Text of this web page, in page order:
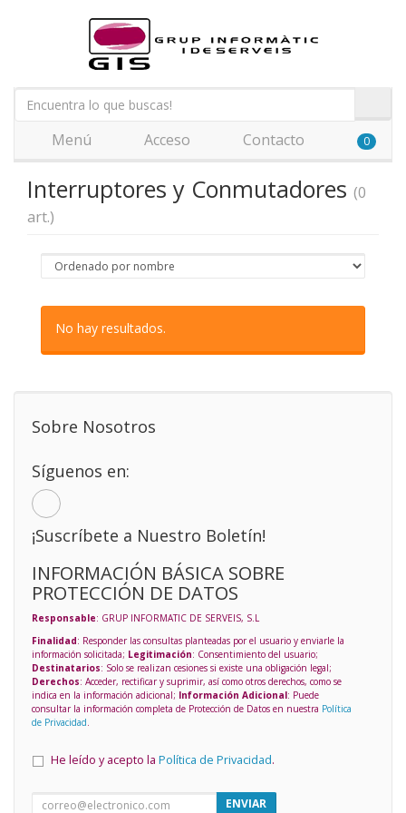
Menú Acceso Contacto 0
Interruptores y Conmutadores (0
art.)
No hay resultados.
Sobre Nosotros
Síguenos en:
¡Suscríbete a Nuestro Boletín!
INFORMACIÓN BÁSICA SOBRE
PROTECCIÓN DE DATOS
Responsable: GRUP INFORMATIC DE SERVEIS, S.L
Finalidad: Responder las consultas planteadas por el usuario y enviarle la
información solicitada; Legitimación: Consentimiento del usuario;
Destinatarios: Solo se realizan cesiones si existe una obligación legal;
Derechos: Acceder, rectificar y suprimir, así como otros derechos, como se
indica en la información adicional; Información Adicional: Puede
consultar la información completa de Protección de Datos en nuestra Política
de Privacidad.
He leído y acepto la Política de Privacidad.
ENVIAR